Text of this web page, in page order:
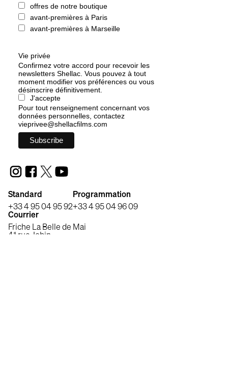
offres de notre boutique
avant-premières à Paris
avant-premières à Marseille
Vie privée
Confirmez votre accord pour recevoir les
newsletters Shellac. Vous pouvez à tout
moment modifier vos préférences ou vous
désinscrire définitivement.
J'accepte
Pour tout renseignement concernant vos
données personnelles, contactez
vieprivee@shellacfilms.com
Standard
+33 4 95 04 95 92
Programmation
+33 4 95 04 96 09
Courrier
Friche La Belle de Mai
41 rue Jobin